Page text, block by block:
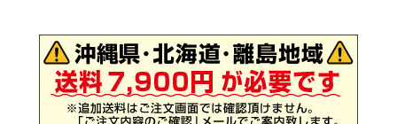
お気に入り一覧